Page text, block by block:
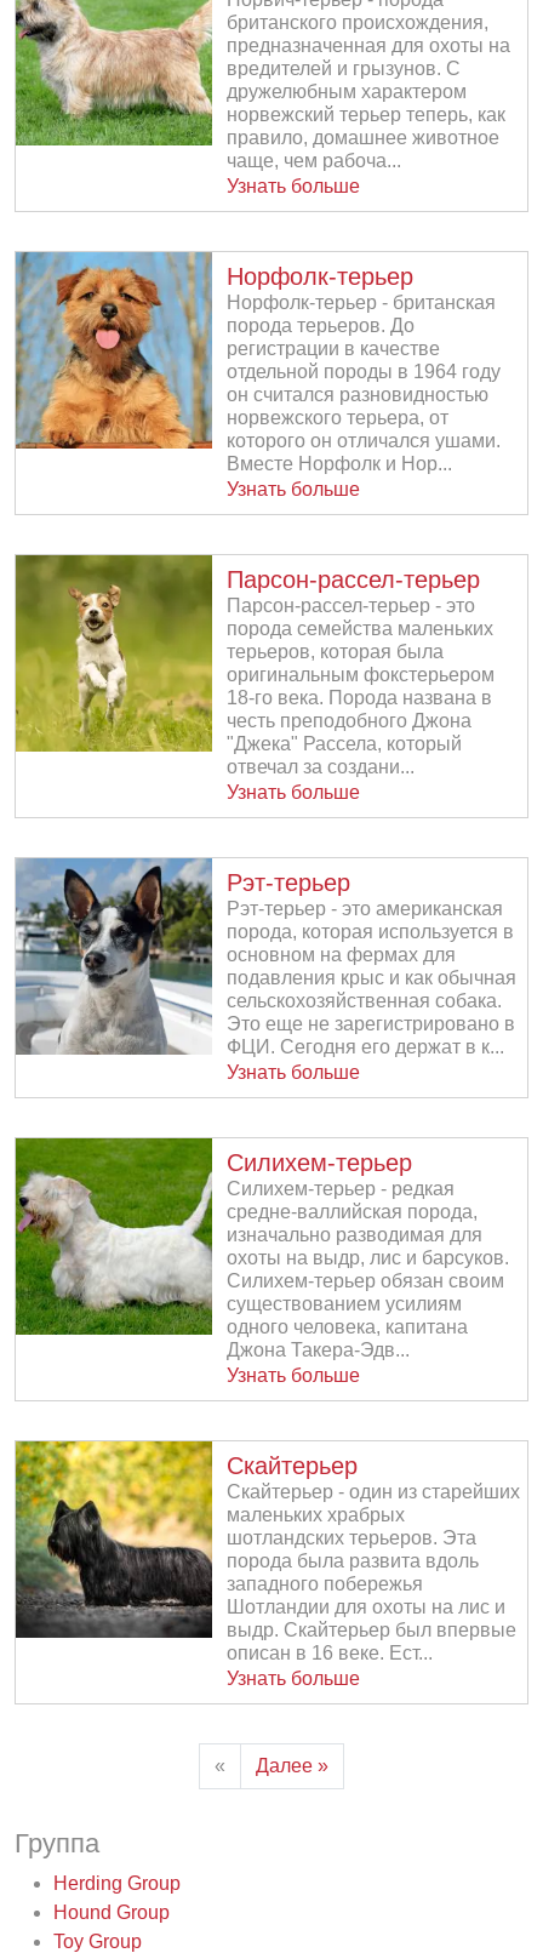
британского происхождения,
предназначенная для охоты на
вредителей и грызунов. С
дружелюбным характером
норвежский терьер теперь, как
правило, домашнее животное
чаще, чем рабоча...
Узнать больше
Норфолк-терьер
Норфолк-терьер - британская
порода терьеров. До
регистрации в качестве
отдельной породы в 1964 году
он считался разновидностью
норвежского терьера, от
которого он отличался ушами.
Вместе Норфолк и Нор...
Узнать больше
Парсон-рассел-терьер
Парсон-рассел-терьер - это
порода семейства маленьких
терьеров, которая была
оригинальным фокстерьером
18-го века. Порода названа в
честь преподобного Джона
"Джека" Рассела, который
отвечал за создани...
Узнать больше
Рэт-терьер
Рэт-терьер - это американская
порода, которая используется в
основном на фермах для
подавления крыс и как обычная
сельскохозяйственная собака.
Это еще не зарегистрировано в
ФЦИ. Сегодня его держат в к...
Узнать больше
Силихем-терьер
Силихем-терьер - редкая
средне-валлийская порода,
изначально разводимая для
охоты на выдр, лис и барсуков.
Силихем-терьер обязан своим
существованием усилиям
одного человека, капитана
Джона Такера-Эдв...
Узнать больше
Скайтерьер
Скайтерьер - один из старейших
маленьких храбрых
шотландских терьеров. Эта
порода была развита вдоль
западного побережья
Шотландии для охоты на лис и
выдр. Скайтерьер был впервые
описан в 16 веке. Ест...
Узнать больше
« Далее »
Группа
Herding Group
Hound Group
Toy Group